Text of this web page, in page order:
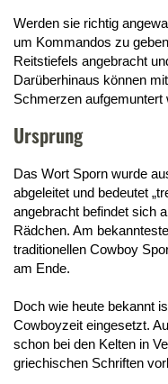
Werden sie richtig
um Kommandos zu
Reitstiefels angebracht
Darüberhinaus können
Schmerzen aufgemuntert
Ursprung
Das Wort Sporn wurde
abgeleitet und bedeutet
angebracht befindet sich
Rädchen. Am
traditionellen Cowboy
am Ende.
Doch wie heute bekannt
Cowboyzeit eingesetzt.
schon bei den Kelten in
griechischen Schriften